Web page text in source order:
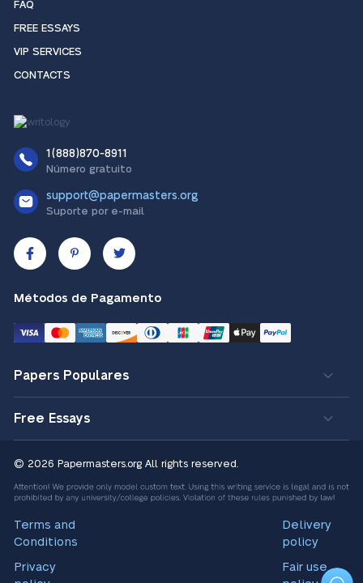
FAQ
FREE ESSAYS
VIP SERVICES
CONTACTS
1(888)870-8911
Número gratuito
support@papermasters.org
Suporte por e-mail
Métodos de Pagamento
Papers Populares
Free Essays
© 2026 Papermasters.org All rights reserved.
Terms and
Conditions
Privacy
Delivery
policy
Fair use